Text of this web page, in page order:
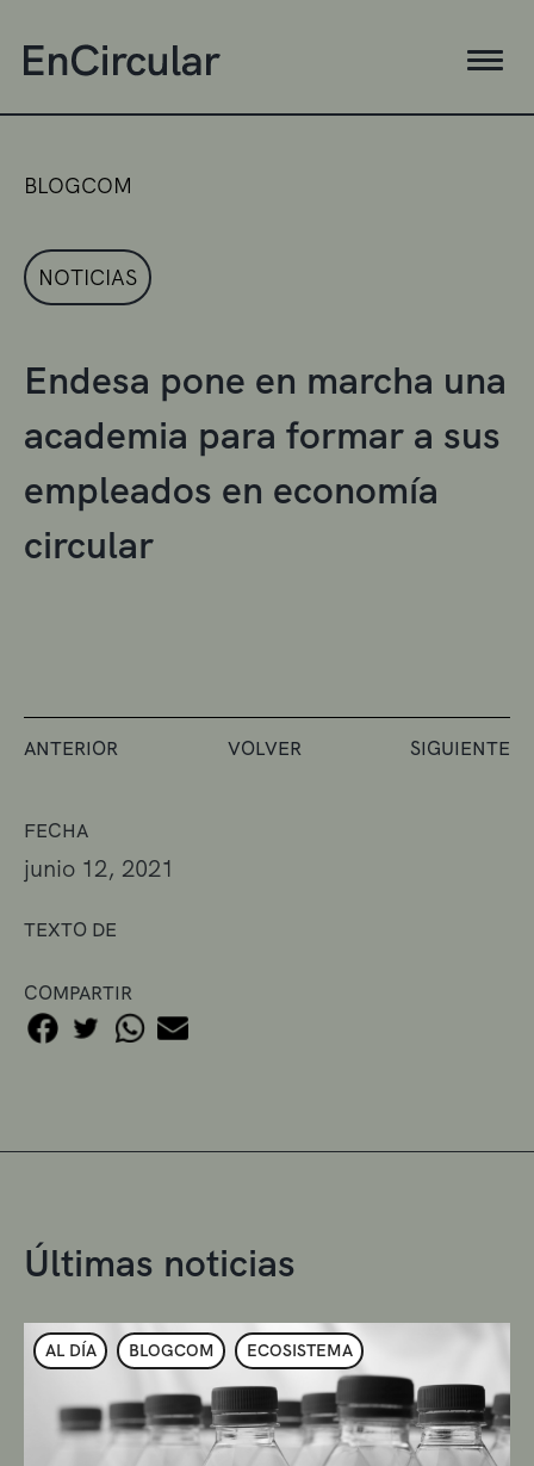
FECHA
junio 12, 2021
TEXTO DE
COMPARTIR
BLOGCOM
NOTICIAS
Endesa pone en marcha una
academia para formar a sus
empleados en economía
circular
ANTERIOR VOLVER SIGUIENTE
Últimas noticias
AL DÍA BLOGCOM ECOSISTEMA